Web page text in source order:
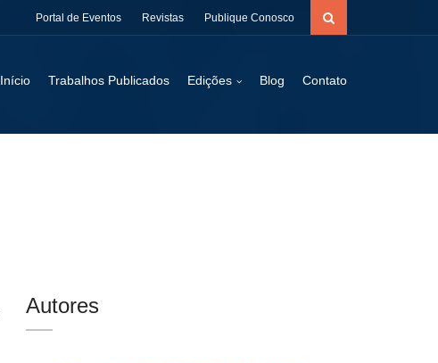
Portal de Eventos Revistas Publique Conosco
Início Trabalhos Publicados Edições Blog Contato
Autores